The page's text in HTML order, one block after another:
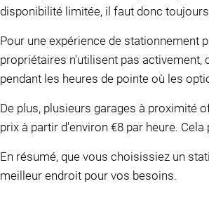
disponibilité limitée, il faut donc
Pour une expérience de stationnement
propriétaires n'utilisent pas activement,
pendant les heures de pointe où les
De plus, plusieurs garages à proximité
prix à partir d'environ €8 par heure.
En résumé, que vous choisissiez un
meilleur endroit pour vos besoins.